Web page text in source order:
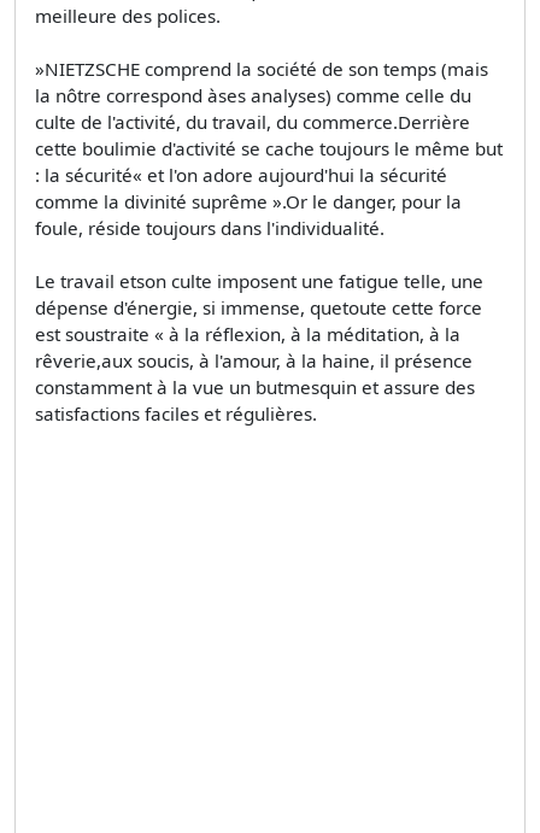
meilleure des polices.
»NIETZSCHE comprend la société de son temps (mais
la nôtre correspond àses analyses) comme celle du
culte de l'activité, du travail, du commerce.Derrière
cette boulimie d'activité se cache toujours le même but
: la sécurité« et l'on adore aujourd'hui la sécurité
comme la divinité suprême ».Or le danger, pour la
foule, réside toujours dans l'individualité.
Le travail etson culte imposent une fatigue telle, une
dépense d'énergie, si immense, quetoute cette force
est soustraite « à la réflexion, à la méditation, à la
rêverie,aux soucis, à l'amour, à la haine, il présence
constamment à la vue un butmesquin et assure des
satisfactions faciles et régulières.